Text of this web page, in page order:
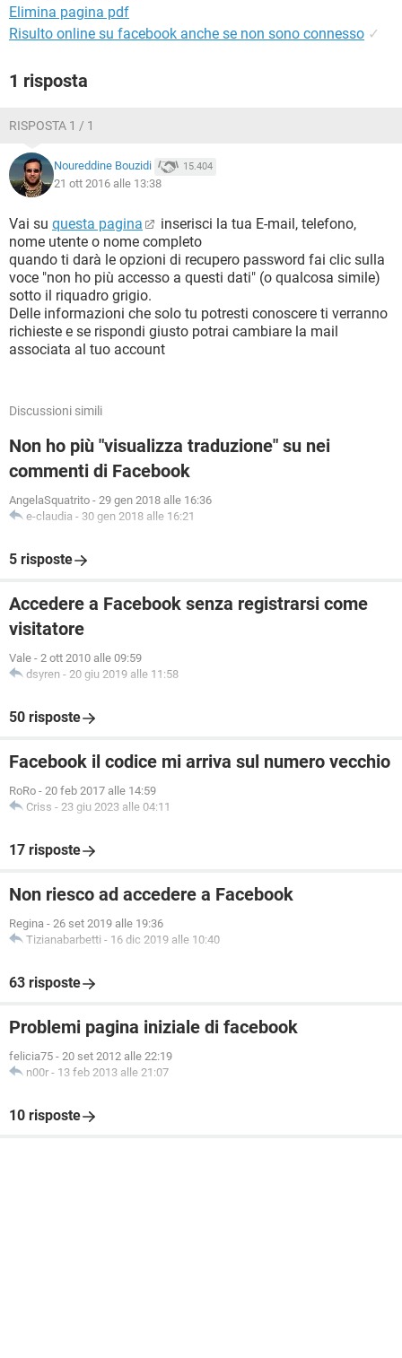
Elimina pagina pdf
Risulto online su facebook anche se non sono connesso ✓
1 risposta
RISPOSTA 1 / 1
Noureddine Bouzidi 15.404
21 ott 2016 alle 13:38
Vai su questa pagina
inserisci la tua E-mail, telefono,
nome utente o nome completo
quando ti darà le opzioni di recupero password fai clic sulla
voce "non ho più accesso a questi dati" (o qualcosa simile)
sotto il riquadro grigio.
Delle informazioni che solo tu potresti conoscere ti verranno
richieste e se rispondi giusto potrai cambiare la mail
associata al tuo account
Discussioni simili
Non ho più "visualizza traduzione" su nei
commenti di Facebook
AngelaSquatrito - 29 gen 2018 alle 16:36
e-claudia - 30 gen 2018 alle 16:21
5 risposte
Accedere a Facebook senza registrarsi come
visitatore
Vale - 2 ott 2010 alle 09:59
dsyren - 20 giu 2019 alle 11:58
50 risposte
Facebook il codice mi arriva sul numero vecchio
RoRo - 20 feb 2017 alle 14:59
Criss - 23 giu 2023 alle 04:11
17 risposte
Non riesco ad accedere a Facebook
Regina - 26 set 2019 alle 19:36
Tizianabarbetti - 16 dic 2019 alle 10:40
63 risposte
Problemi pagina iniziale di facebook
felicia75 - 20 set 2012 alle 22:19
n00r - 13 feb 2013 alle 21:07
10 risposte